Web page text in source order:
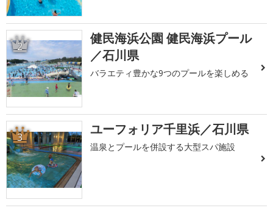
2
健民海浜公園 健民海浜プール
／石川県
バラエティ豊かな9つのプールを楽しめる
3 ユーフォリア千里浜／石川県
温泉とプールを併設する大型スパ施設